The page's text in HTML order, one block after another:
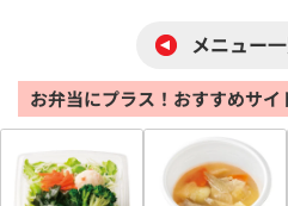
メニュー
お弁当にプラス！おすすめサイ